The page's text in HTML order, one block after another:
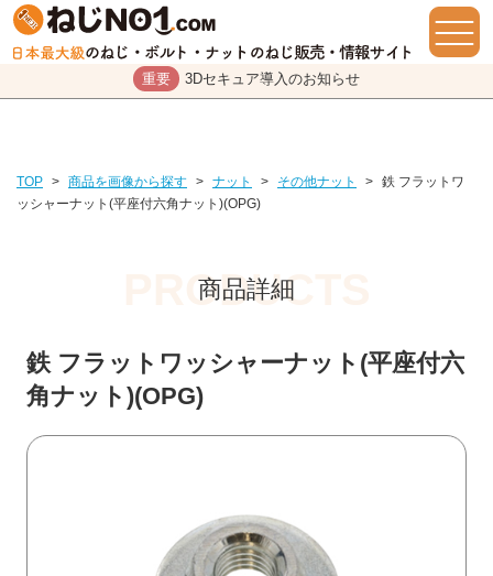
重要 3Dセキュア導入のお知らせ
TOP > 商品を画像から探す > ナット > その他ナット > 鉄 フラットワ
ッシャーナット(平座付六角ナット)(OPG)
商品詳細
鉄 フラットワッシャーナット(平座付六
角ナット)(OPG)